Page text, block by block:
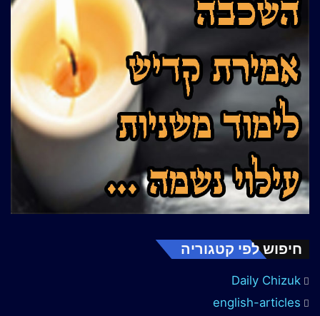
חיפוש לפי קטגוריה
Daily Chizuk
english-articles